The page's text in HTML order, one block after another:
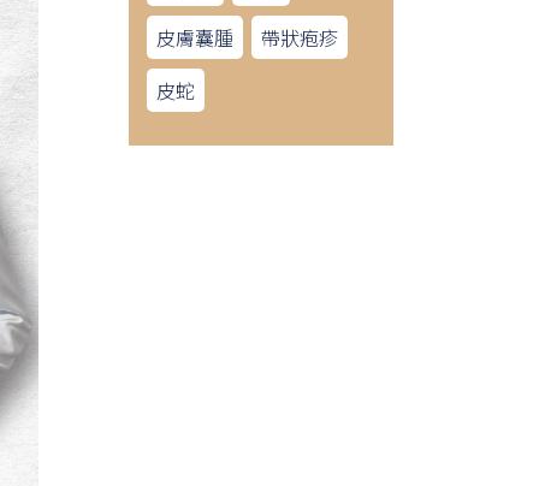
皮膚囊腫
帶狀疱疹
皮蛇